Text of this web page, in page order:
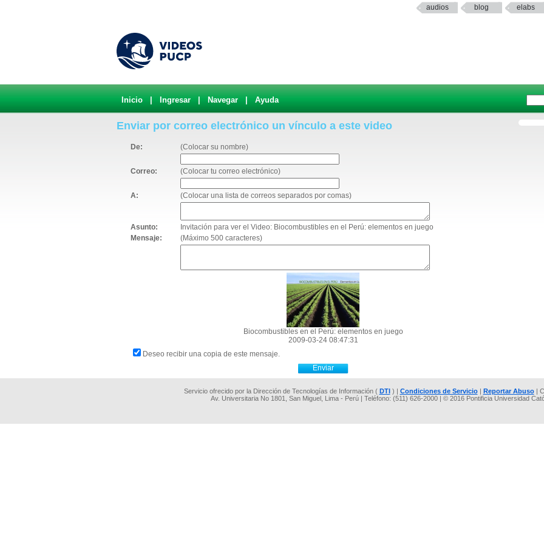
audios blog elabs
Inicio Ingresar Navegar Ayuda
Enviar por correo electrónico un vínculo a este video
De: (Colocar su nombre)
Correo: (Colocar tu correo electrónico)
A: (Colocar una lista de correos separados por comas)
Asunto:
Invitación para ver el Video: Biocombustibles en el Perú: elementos en juego
Mensaje:
(Máximo 500 caracteres)
Biocombustibles en el Perú: elementos en juego
2009-03-24 08:47:31
Deseo recibir una copia de este mensaje.
Servicio ofrecido por la Dirección de Tecnologías de Información ( DTI) | Condiciones de Servicio| Reportar Abuso|
Av. Universitaria No 1801, San Miguel, Lima - Perú | Teléfono: (511) 626-2000 | © 2016 Pontificia Universidad